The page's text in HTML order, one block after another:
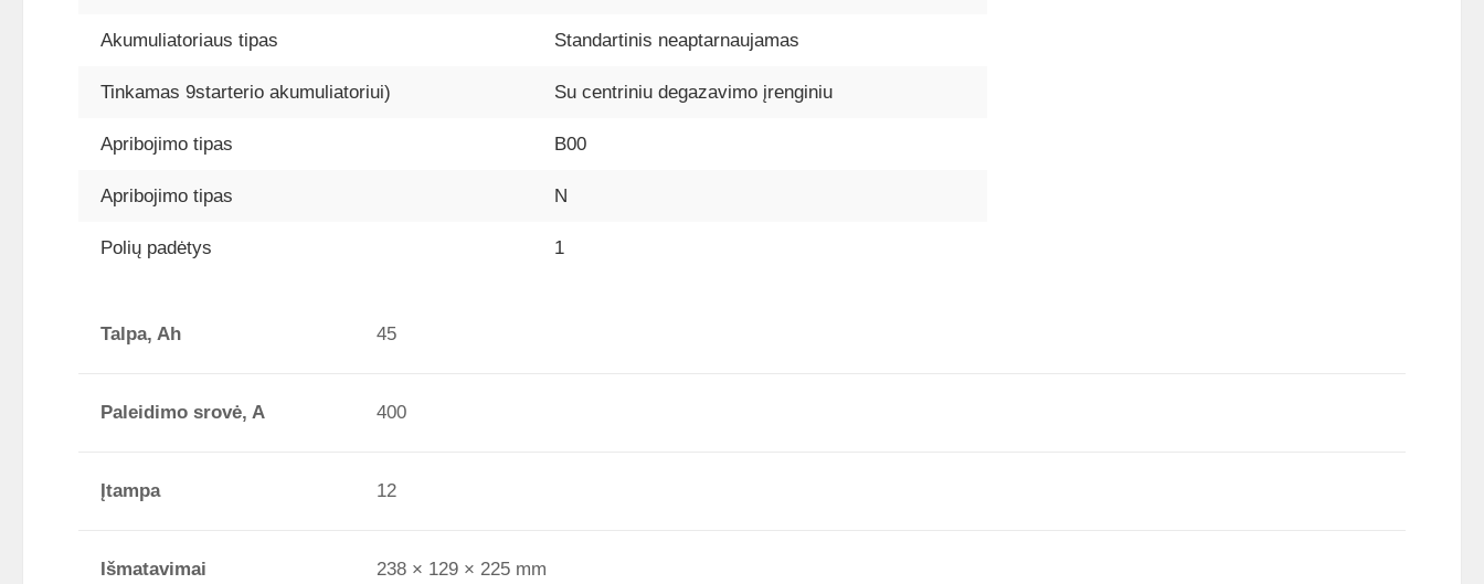
Akumuliatoriaus tipas Standartinis neaptarnaujamas
Tinkamas 9starterio akumuliatoriui) Su centriniu degazavimo įrenginiu
Apribojimo tipas B00
Apribojimo tipas N
Polių padėtys 1
Talpa, Ah 45
Paleidimo srovė, A 400
Įtampa 12
Išmatavimai 238 × 129 × 225 mm